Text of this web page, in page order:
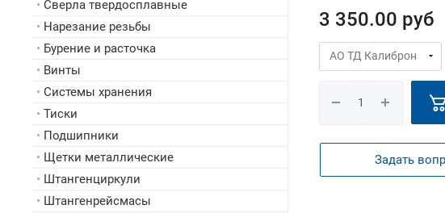
3 350.00 руб
Задать
• Сверла твердосплавные
• Нарезание резьбы
• Бурение и расточка
• Винты
• Системы хранения
• Тиски
• Подшипники
• Щетки металлические
• Штангенциркули
• Штангенрейсмасы